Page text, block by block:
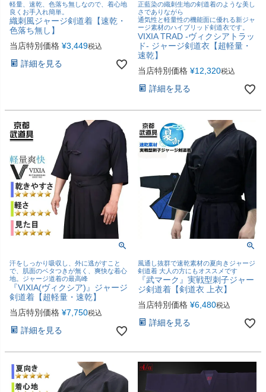
軽量、速乾、色落ち無しなので、着心地
良くお手入れ簡単。
織刺風ジャージ剣道着【速乾・
色落ち無し】
当店特別価格 ¥3,449税込
詳細を見る
正藍染の織刺生地の剣道着のような美し
さでありながら
通気性と軽量性の機能面に優れる新ジャ
ージ素材のハイブリッド剣道衣です。
VIXIA TRAD -ヴィクシアトラッ
ド- ジャージ剣道衣【超軽量・
速乾】
当店特別価格 ¥12,320税込
詳細を見る
汗をしっかり吸収し、外に逃がすこと
で、肌面のベタつきが無く、爽快な着心
地。ジャージ道着の最高峰
『VIXIA(ヴィクシア)』ジャージ
剣道着【超軽量・速乾】
当店特別価格 ¥7,750税込
詳細を見る
風通し抜群で速乾素材の夏向きジャージ
剣道着 大人の方にもオススメです
『武マーク』実戦型刺子ジャー
ジ剣道着【剣道衣 上衣】
当店特別価格 ¥6,480税込
詳細を見る